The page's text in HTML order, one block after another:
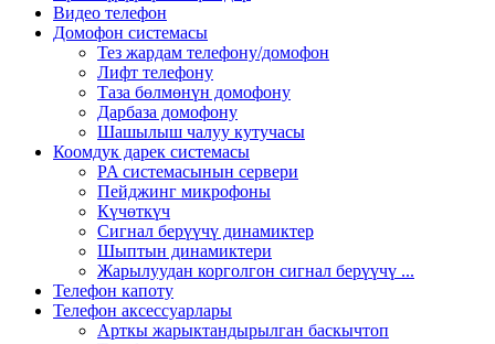
Видео телефон
Домофон системасы
Тез жардам телефону/домофон
Лифт телефону
Таза бөлмөнүн домофону
Дарбаза домофону
Шашылыш чалуу кутучасы
Коомдук дарек системасы
PA системасынын сервери
Пейджинг микрофоны
Күчөткүч
Сигнал берүүчү динамиктер
Шыптын динамиктери
Жарылуудан корголгон сигнал берүүчү ...
Телефон капоту
Телефон аксессуарлары
Арткы жарыктандырылган баскычтоп